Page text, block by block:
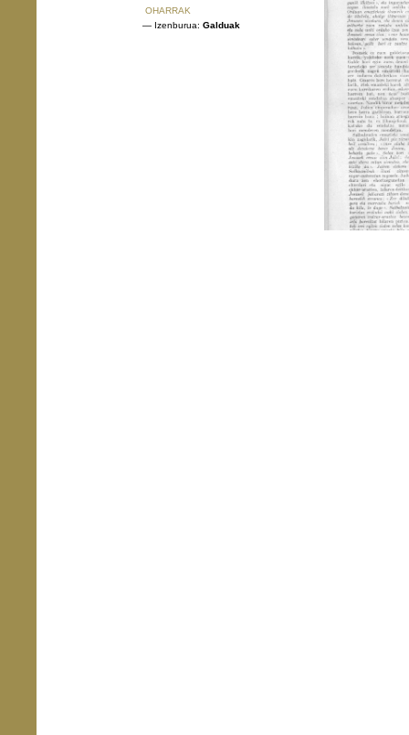
OHARRAK
— Izenburua: Galduak